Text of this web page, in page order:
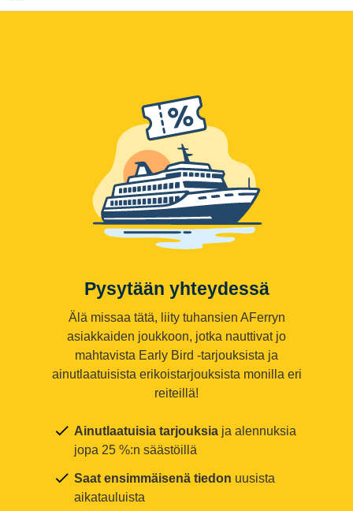
Pysytään yhteydessä
Älä missaa tätä, liity tuhansien AFerryn
asiakkaiden joukkoon, jotka nauttivat jo
mahtavista Early Bird -tarjouksista ja
ainutlaatuisista erikoistarjouksista monilla eri
reiteillä!
Ainutlaatuisia tarjouksia ja alennuksia
jopa 25 %:n säästöillä
Saat ensimmäisenä tiedon uusista
aikatauluista